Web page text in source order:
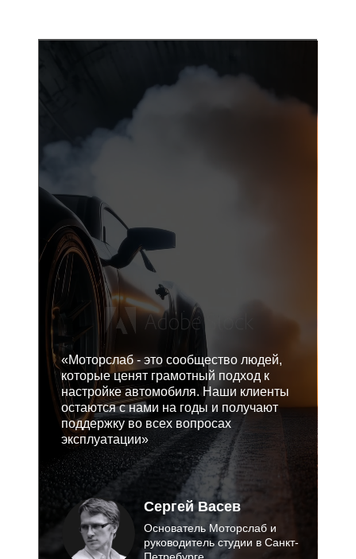
«Моторслаб - это сообщество людей,
которые ценят грамотный подход к
настройке автомобиля. Наши клиенты
остаются с нами на годы и получают
поддержку во всех вопросах
эксплуатации»
Сергей Васев
Основатель Моторслаб и
руководитель студии в Санкт-